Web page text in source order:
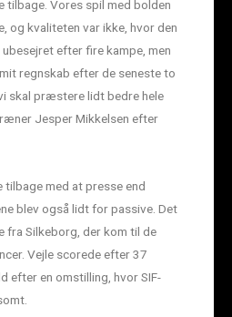
tilbage. Vores spil med bolden
og kvaliteten var ikke, hvor den
efter fire kampe, men
regnskab efter de seneste to
skal præstere lidt bedre hele
Jesper Mikkelsen efter
med at presse end
blev også lidt for passive. Det
Silkeborg, der kom til de
Vejle scorede efter 37
efter en omstilling, hvor SIF-